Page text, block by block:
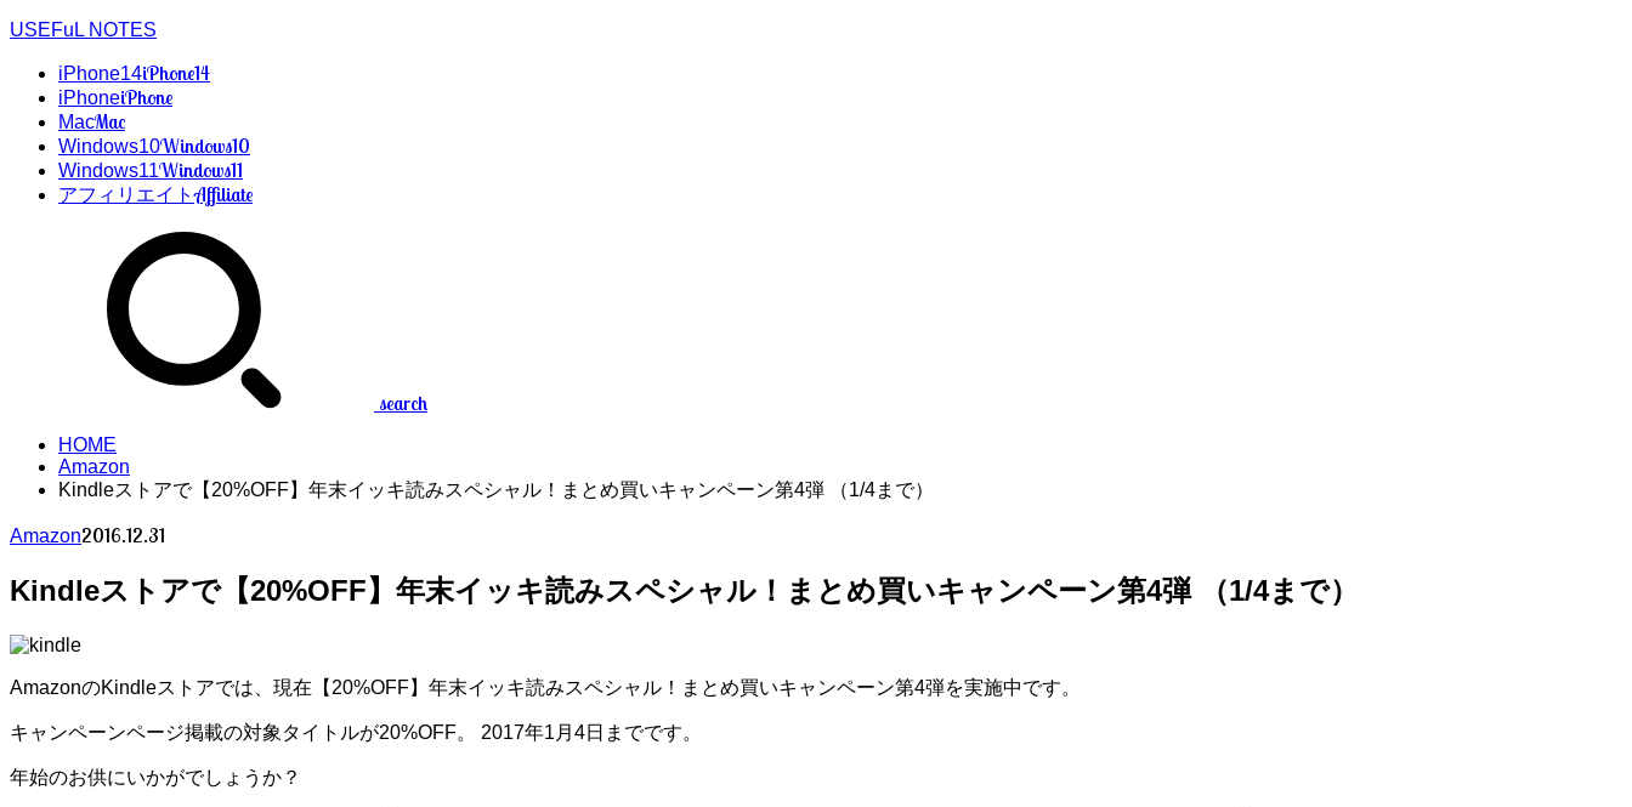
USEFuL NOTES
iPhone14iPhone14
iPhoneiPhone
MacMac
Windows10Windows10
Windows11Windows11
アフィリエイトAffiliate
search
HOME
Amazon
Kindleストアで【20%OFF】年末イッキ読みスペシャル！まとめ買いキャンペーン第4弾 （1/4まで）
Amazon2016.12.31
Kindleストアで【20%OFF】年末イッキ読みスペシャル！まとめ買いキャンペーン第4弾 （1/4まで）
AmazonのKindleストアでは、現在【20%OFF】年末イッキ読みスペシャル！まとめ買いキャンペーン第4弾を実施中です。
キャンペーンページ掲載の対象タイトルが20%OFF。 2017年1月4日までです。
年始のお供にいかがでしょうか？